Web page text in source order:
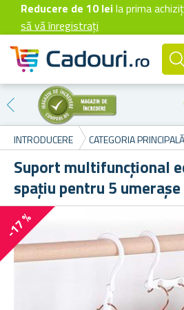
Reducere de 10 leila prima
să vă înregistrați
INTRODUCERE CATEGORIA PRINCIPALĂ
Suport multifuncțional
spațiu pentru 5 umerașe
-17 %